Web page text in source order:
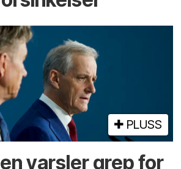
PLUSS
varsler grep for